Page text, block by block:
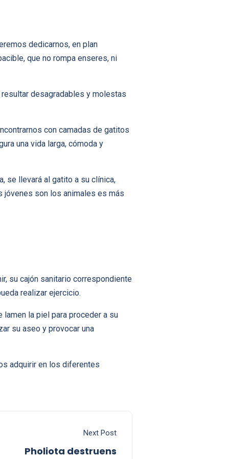
dedicarnos, en plan
que no rompa enseres, ni
desagradables y molestas
con camadas de gatitos
una vida larga, cómoda y
se llevará al gatito a su clínica,
jóvenes son los animales es más
su cajón sanitario correspondiente
realizar ejercicio.
la piel para proceder a su
su aseo y provocar una
adquirir en los diferentes
Next Post
Pholiota destruens